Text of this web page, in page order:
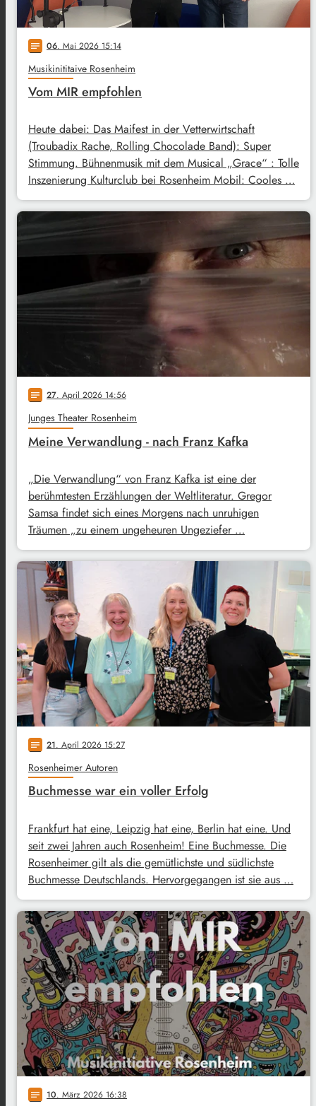
notes 06. Mai 2026 15:14
Musikinititaive Rosenheim
Vom MIR empfohlen
Heute dabei: Das Maifest in der Vetterwirtschaft
(Troubadix Rache, Rolling Chocolade Band): Super
Stimmung. Bühnenmusik mit dem Musical „Grace“ : Tolle
Inszenierung Kulturclub bei Rosenheim Mobil: Cooles …
notes 27. April 2026 14:56
Junges Theater Rosenheim
Meine Verwandlung - nach Franz Kafka
„Die Verwandlung“ von Franz Kafka ist eine der
berühmtesten Erzählungen der Weltliteratur. Gregor
Samsa findet sich eines Morgens nach unruhigen
Träumen „zu einem ungeheuren Ungeziefer …
notes 21. April 2026 15:27
Rosenheimer Autoren
Buchmesse war ein voller Erfolg
Frankfurt hat eine, Leipzig hat eine, Berlin hat eine. Und
seit zwei Jahren auch Rosenheim! Eine Buchmesse. Die
Rosenheimer gilt als die gemütlichste und südlichste
Buchmesse Deutschlands. Hervorgegangen ist sie aus …
notes 10. März 2026 16:38